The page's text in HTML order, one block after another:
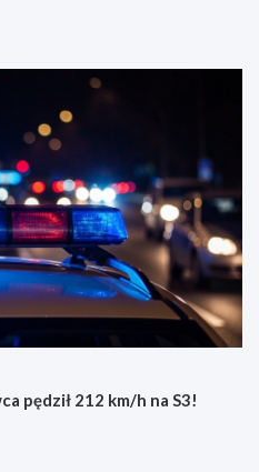
pędził 212 km/h na S3!